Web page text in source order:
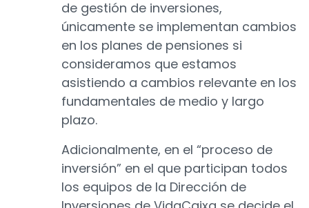
de gestión de inversiones,
únicamente se implementan cambios
en los planes de pensiones si
consideramos que estamos
asistiendo a cambios relevante en los
fundamentales de medio y largo
plazo.
Adicionalmente, en el “proceso de
inversión” en el que participan todos
los equipos de la Dirección de